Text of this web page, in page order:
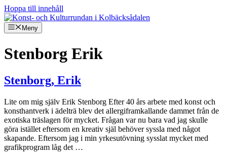
Hoppa till innehåll
Meny
Stenborg Erik
Stenborg, Erik
Lite om mig själv Erik Stenborg Efter 40 års arbete med konst och
konsthantverk i ädelträ blev det allergiframkallande dammet från de
exotiska träslagen för mycket. Frågan var nu bara vad jag skulle
göra istället eftersom en kreativ själ behöver syssla med något
skapande. Eftersom jag i min yrkesutövning sysslat mycket med
grafikprogram låg det …